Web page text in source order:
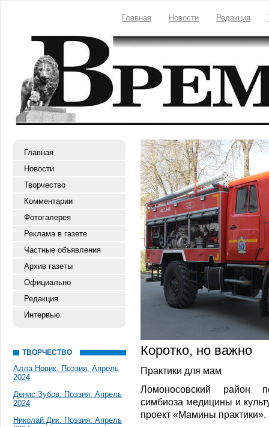
Главная Новости Редакция
Главная
Новости
Творчество
Комментарии
Фотогалерея
Реклама в газете
Частные объявления
Архив газеты
Официально
Редакция
Интервью
ТВОРЧЕСТВО
Алла Новик. Поэзия. Апрель
2024
Денис Зубов. Поэзия. Апрель
2024
Николай Дик. Поэзия. Апрель
Коротко, но важно
Практики для мам
Ломоносовский район
симбиоза медицины и
проект «Мамины практики».